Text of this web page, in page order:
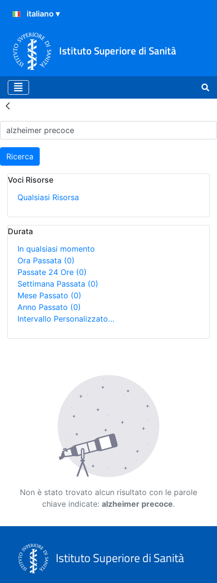
Istituto Superiore di Sanità
Risultati della Ricerca -
Ricerca
Voci Risorse
Qualsiasi Risorsa
Durata
In qualsiasi momento
Ora Passata (0)
Passate 24 Ore (0)
Settimana Passata (0)
Mese Passato (0)
Anno Passato (0)
Intervallo Personalizzato…
Non è stato trovato alcun risultato con le parole
chiave indicate: alzheimer precoce.
Istituto Superiore di Sanità